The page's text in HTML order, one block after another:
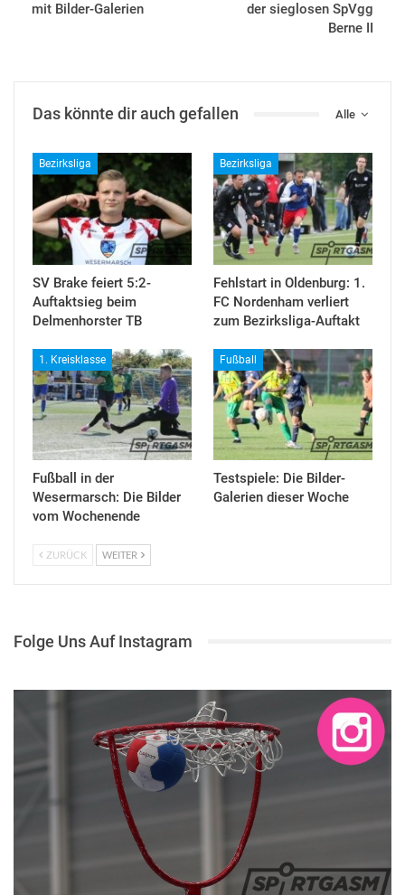
mit Bilder-Galerien
der sieglosen SpVgg
Berne II
Alle
Das könnte dir auch gefallen
Bezirksliga
SV Brake feiert 5:2-
Auftaktsieg beim
Delmenhorster TB
Bezirksliga
Fehlstart in Oldenburg: 1.
FC Nordenham verliert
zum Bezirksliga-Auftakt
1. Kreisklasse
Fußball in der
Wesermarsch: Die Bilder
vom Wochenende
Fußball
Testspiele: Die Bilder-
Galerien dieser Woche
ZURÜCK WEITER
Folge Uns Auf Instagram